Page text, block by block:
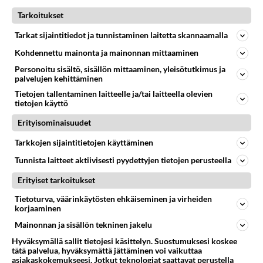
kissgirl?18289376
Äänestä Kommentoi
Kommentoi aloitusta...
Ketjusta on poistettu7
LUETUIMMAT KESKUSTELUT
PÄIVÄ VIIKKO KUUKAUSI
Mitä tuot pöytään parisuhteessa?
Tarkoitukset
Tarkat sijaintitiedot ja tunnistaminen laitetta skannaamalla
Kohdennettu mainonta ja mainonnan mittaaminen
Personoitu sisältö, sisällön mittaaminen, yleisötutkimus ja
palvelujen kehittäminen
Tietojen tallentaminen laitteelle ja/tai laitteella olevien
tietojen käyttö
Erityisominaisuudet
Tarkkojen sijaintitietojen käyttäminen
Tunnista laitteet aktiivisesti pyydettyjen tietojen perusteella
Erityiset tarkoitukset
Tietoturva, väärinkäytösten ehkäiseminen ja virheiden
korjaaminen
Mainonnan ja sisällön tekninen jakelu
Hyväksymällä sallit tietojesi käsittelyn. Suostumuksesi koskee
tätä palvelua, hyväksymättä jättäminen voi vaikuttaa
asiakaskokemukseesi. Jotkut teknologiat saattavat perustella